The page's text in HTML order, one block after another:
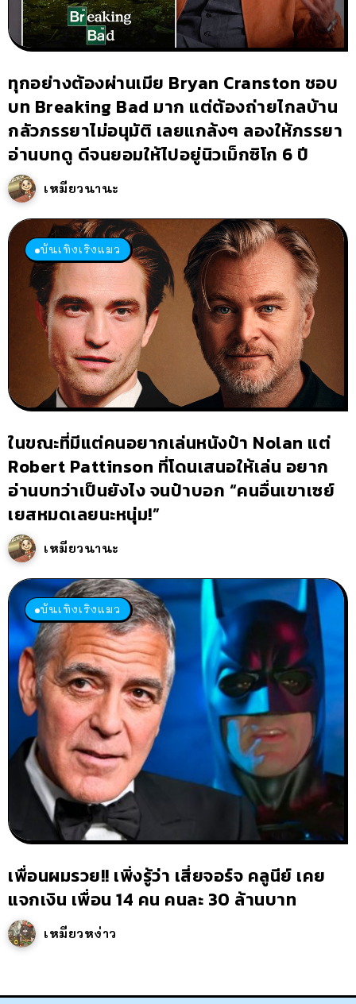
ทุกอย่างต้องผ่านเมีย Bryan Cranston ชอบ
บท Breaking Bad มาก แต่ต้องถ่ายไกลบ้าน
กลัวภรรยาไม่อนุมัติ เลยแกล้งๆ ลองให้ภรรยา
อ่านบทดู ดีจนยอมให้ไปอยู่นิวเม็กซิโก 6 ปี
เหมียวนานะ
บันเทิงเริงแมว
ในขณะที่มีแต่คนอยากเล่นหนังป๋า Nolan แต่
Robert Pattinson ที่โดนเสนอให้เล่น อยาก
อ่านบทว่าเป็นยังไง จนป๋าบอก “คนอื่นเขาเซย์
เยสหมดเลยนะหนุ่ม!”
เหมียวนานะ
บันเทิงเริงแมว
เพื่อนผมรวย!! เพิ่งรู้ว่า เสี่ยจอร์จ คลูนีย์ เคย
แจกเงิน เพื่อน 14 คน คนละ 30 ล้านบาท
เหมียวหง่าว